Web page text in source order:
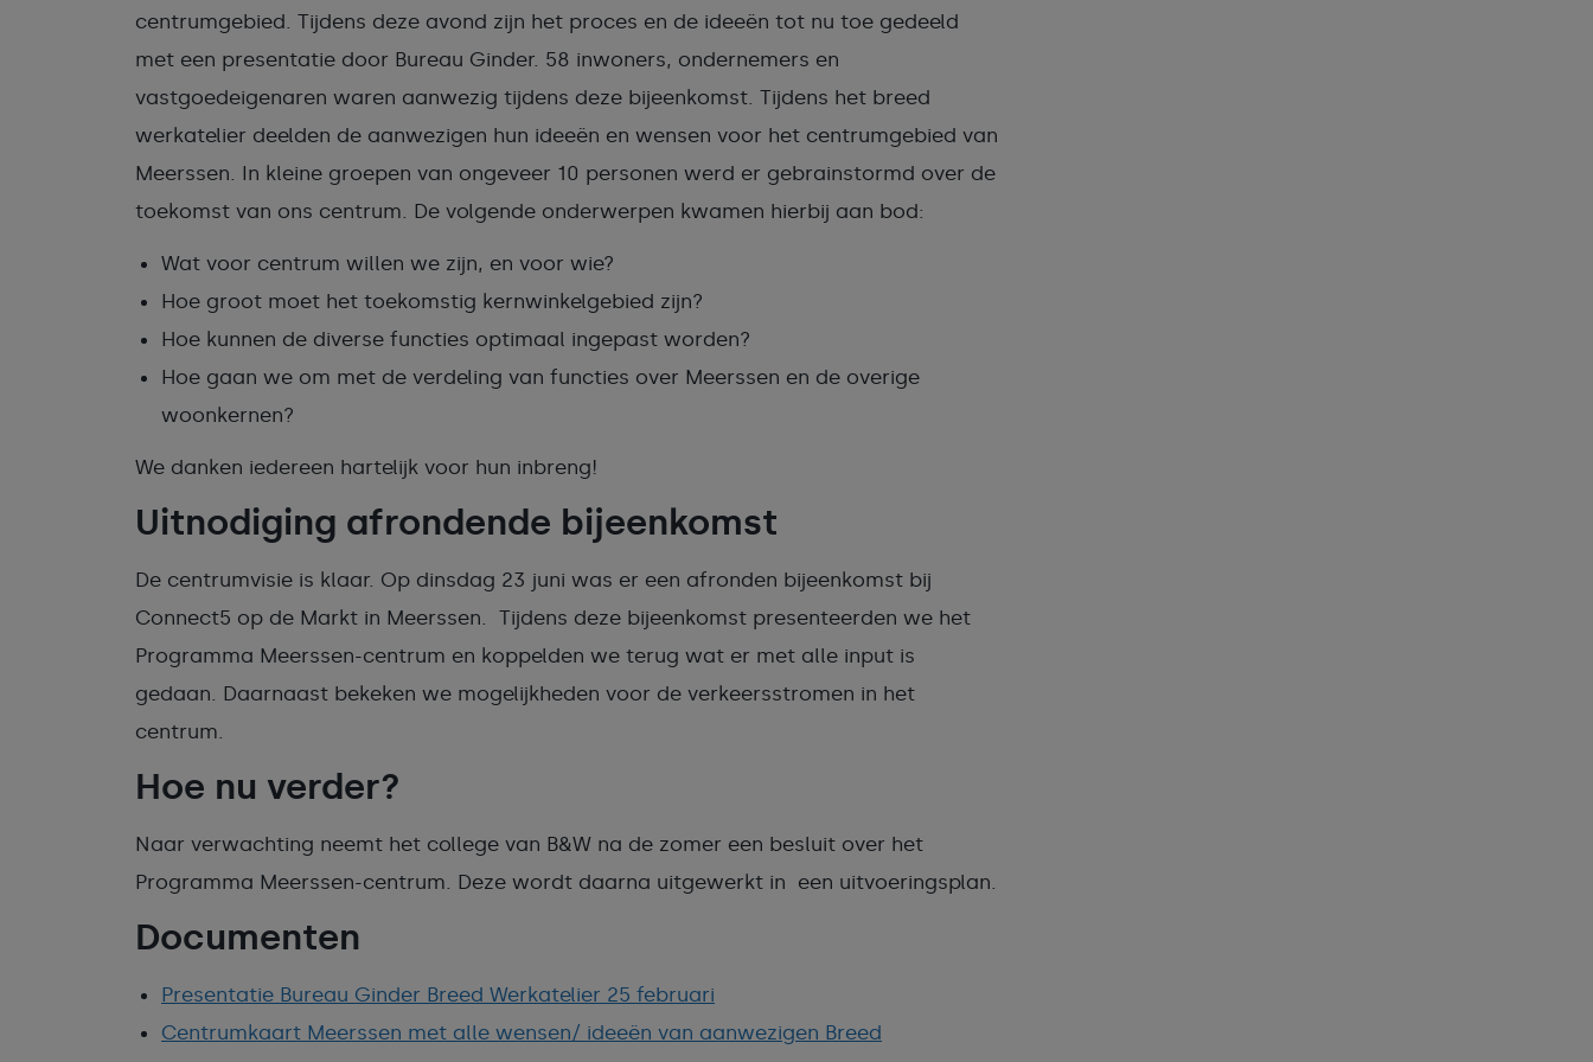
centrumgebied. Tijdens deze avond zijn het proces en de ideeën tot nu toe gedeeld
met een presentatie door Bureau Ginder. 58 inwoners, ondernemers en
vastgoedeigenaren waren aanwezig tijdens deze bijeenkomst. Tijdens het breed
werkatelier deelden de aanwezigen hun ideeën en wensen voor het centrumgebied van
Meerssen. In kleine groepen van ongeveer 10 personen werd er gebrainstormd over de
toekomst van ons centrum. De volgende onderwerpen kwamen hierbij aan bod:
Wat voor centrum willen we zijn, en voor wie?
Hoe groot moet het toekomstig kernwinkelgebied zijn?
Hoe kunnen de diverse functies optimaal ingepast worden?
Hoe gaan we om met de verdeling van functies over Meerssen en de overige
woonkernen?
We danken iedereen hartelijk voor hun inbreng!
Uitnodiging afrondende bijeenkomst
De centrumvisie is klaar. Op dinsdag 23 juni was er een afronden bijeenkomst bij
Connect5 op de Markt in Meerssen. Tijdens deze bijeenkomst presenteerden we het
Programma Meerssen-centrum en koppelden we terug wat er met alle input is
gedaan. Daarnaast bekeken we mogelijkheden voor de verkeersstromen in het
centrum.
Hoe nu verder?
Naar verwachting neemt het college van B&W na de zomer een besluit over het
Programma Meerssen-centrum. Deze wordt daarna uitgewerkt in een uitvoeringsplan.
Documenten
Presentatie Bureau Ginder Breed Werkatelier 25 februari
Centrumkaart Meerssen met alle wensen/ ideeën van aanwezigen Breed